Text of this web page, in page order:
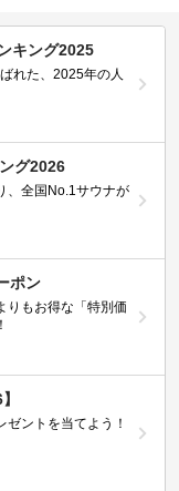
キング2025
れた、2025年の人
グ2026
、全国No.1サウナが
ポン
もお得な「特別価
ントを当てよう！